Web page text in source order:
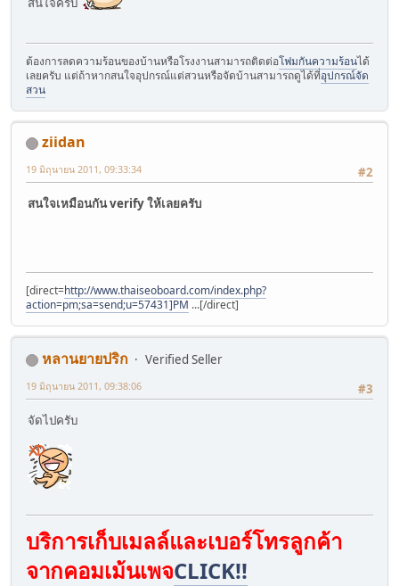
ต้องการลดความร้อนของบ้านหรือโรงงานสามารถติดต่อโฟมกันความร้อนได้
เลยครับ แต่ถ้าหากสนใจอุปกรณ์แต่สวนหรือจัดบ้านสามารถดูได้ที่อุปกรณ์จัด
สวน
ziidan
#2
19 มิถุนายน 2011, 09:33:34
สนใจเหมือนกัน verify ให้เลยครับ
[direct=http://www.thaiseoboard.com/index.php?
action=pm;sa=send;u=57431]PM ...[/direct]
หลานยายปริก
Verified Seller
#3
19 มิถุนายน 2011, 09:38:06
จัดไปครับ
บริการเก็บเมลล์และเบอร์โทรลูกค้า
จากคอมเม้นเพจCLICK!!